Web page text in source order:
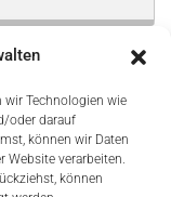
wir Technologien wie
oder darauf
können wir Daten
Website verarbeiten.
können